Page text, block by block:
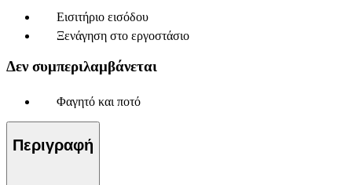
Εισιτήριο εισόδου
Ξενάγηση στο εργοστάσιο
Δεν συμπεριλαμβάνεται
Φαγητό και ποτό
Περιγραφή